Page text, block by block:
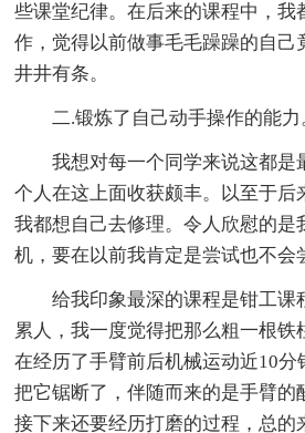
些课堂纪律。在后来的课程中，我
作，觉得以前做事毛毛躁躁的自己
井井有条。
二.锻炼了自己动手操作的能力
我想对每一个同学来说这都是
个人在这上面收获颇丰。以至于后
我都想自己去修理。令人欣慰的是
机，要在以前我肯定是尝试也不会
给我印象最深的课程是钳工课
累人，我一度觉得把那么粗一根铁
在经历了手臂前后机械运动近10分
把它锯断了，伴随而来的是手臂的
接下来还要经历打磨的过程，总的